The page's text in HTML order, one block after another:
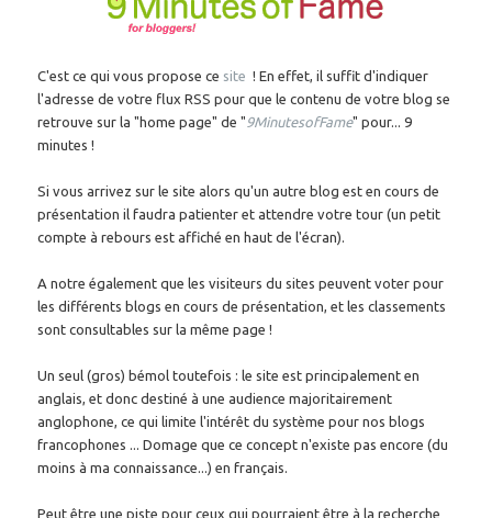
C'est ce qui vous propose ce site ! En effet, il suffit d'indiquer
l'adresse de votre flux RSS pour que le contenu de votre blog se
retrouve sur la "home page" de " 9MinutesofFame" pour... 9
minutes !
Si vous arrivez sur le site alors qu'un autre blog est en cours de
présentation il faudra patienter et attendre votre tour (un petit
compte à rebours est affiché en haut de l'écran).
A notre également que les visiteurs du sites peuvent voter pour
les différents blogs en cours de présentation, et les classements
sont consultables sur la même page !
Un seul (gros) bémol toutefois : le site est principalement en
anglais, et donc destiné à une audience majoritairement
anglophone, ce qui limite l'intérêt du système pour nos blogs
francophones ... Domage que ce concept n'existe pas encore (du
moins à ma connaissance...) en français.
Peut être une piste pour ceux qui pourraient être à la recherche